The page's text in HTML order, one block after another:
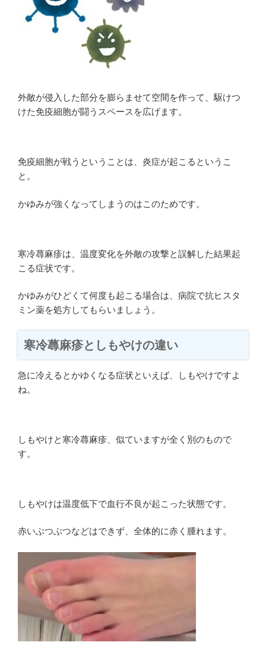
外敵が侵入した部分を膨らませて空間を作って、駆けつ
けた免疫細胞が闘うスペースを広げます。
免疫細胞が戦うということは、炎症が起こるというこ
と。
かゆみが強くなってしまうのはこのためです。
寒冷蕁麻疹は、温度変化を外敵の攻撃と誤解した結果起
こる症状です。
かゆみがひどくて何度も起こる場合は、病院で抗ヒスタ
ミン薬を処方してもらいましょう。
寒冷蕁麻疹としもやけの違い
急に冷えるとかゆくなる症状といえば、しもやけですよ
ね。
しもやけと寒冷蕁麻疹、似ていますが全く別のもので
す。
しもやけは温度低下で血行不良が起こった状態です。
赤いぶつぶつなどはできず、全体的に赤く腫れます。